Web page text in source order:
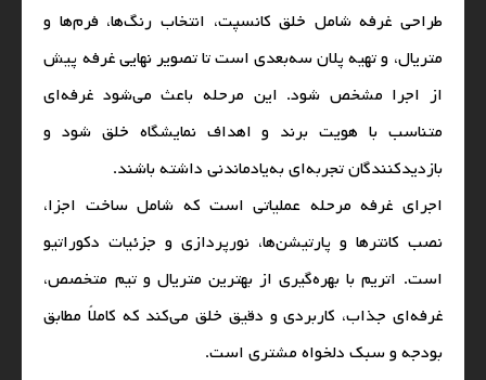
طراحی غرفه شامل خلق کانسپت، انتخاب رنگ‌ها، فرم‌ها و
متریال، و تهیه پلان سه‌بعدی است تا تصویر نهایی غرفه پیش
از اجرا مشخص شود. این مرحله باعث می‌شود غرفه‌ای
متناسب با هویت برند و اهداف نمایشگاه خلق شود و
بازدیدکنندگان تجربه‌ای به‌یادماندنی داشته باشند.
اجرای غرفه مرحله عملیاتی است که شامل ساخت اجزا،
نصب کانترها و پارتیشن‌ها، نورپردازی و جزئیات دکوراتیو
است. اتریم با بهره‌گیری از بهترین متریال و تیم متخصص،
غرفه‌ای جذاب، کاربردی و دقیق خلق می‌کند که کاملاً مطابق
بودجه و سبک دلخواه مشتری است.